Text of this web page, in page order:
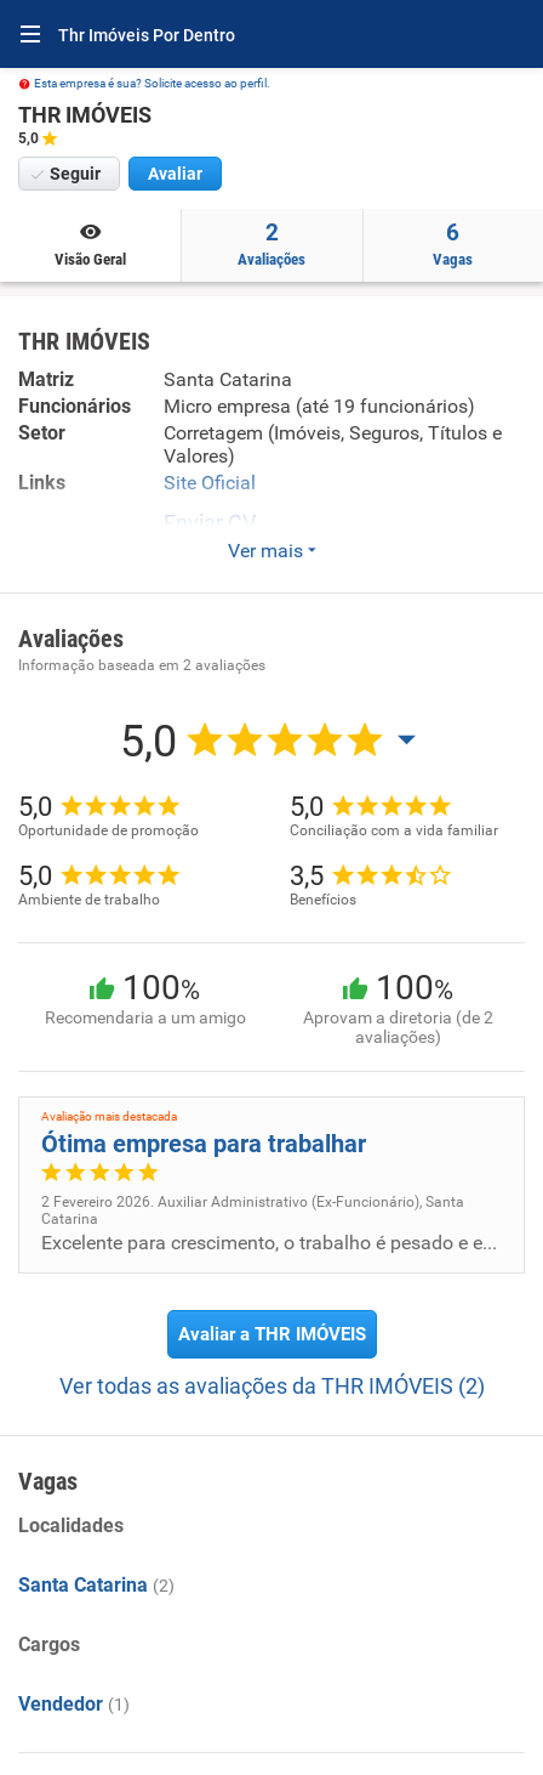
Thr Imóveis Por Dentro
Esta empresa é sua? Solicite acesso ao perfil.
THR IMÓVEIS
5,0
Seguir Avaliar
Visão Geral
2
Avaliações
6
Vagas
THR IMÓVEIS
Matriz
Santa Catarina
Funcionários
Micro empresa (até 19 funcionários)
Setor
Corretagem (Imóveis, Seguros, Títulos e
Valores)
Links
Site Oficial
Enviar CV
Especializada em compra, venda e locação de imóveis
residenciais e comerciais. A empresa foca em um
atendimento personalizado e seguro, atuando também no
aceitação de veículos na negociação.
Ver mais
Avaliações
Informação baseada em 2 avaliações
5,0
5,0
Oportunidade de promoção
5,0
Conciliação com a vida familiar
5,0
Ambiente de trabalho
3,5
Benefícios
100%
Recomendaria a um amigo
100%
Aprovam a diretoria (de 2
avaliações)
Avaliação mais destacada
Ótima empresa para trabalhar
2 Fevereiro 2026. Auxiliar Administrativo (Ex-Funcionário), Santa
Catarina
Excelente para crescimento, o trabalho é pesado e exaustivo mas gratificante, poderia ter mais benefícios
Avaliar a THR IMÓVEIS
Ver todas as avaliações da THR IMÓVEIS (2)
Vagas
Localidades
Santa Catarina (2)
Cargos
Vendedor (1)